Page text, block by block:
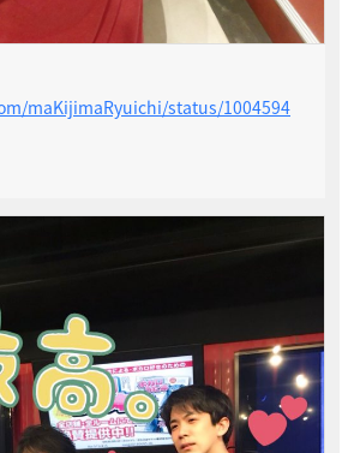
maKijimaRyuichi/status/1004594